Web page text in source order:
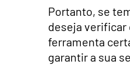
Portanto, se
deseja verificar
ferramenta
garantir a sua